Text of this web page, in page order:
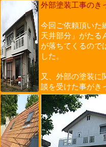
外部塗装工事のき
今回ご依頼頂いた
天井部分」がたる
が落ちてくるので
した。
又、外部の塗装に
談を受けた事がき